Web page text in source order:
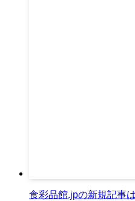
食彩品館.jpの新規記事